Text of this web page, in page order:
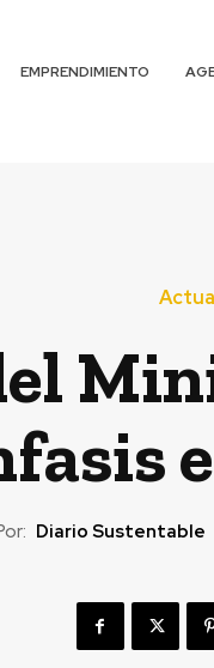
EMPRENDIMIENTO
Diario Sustentable